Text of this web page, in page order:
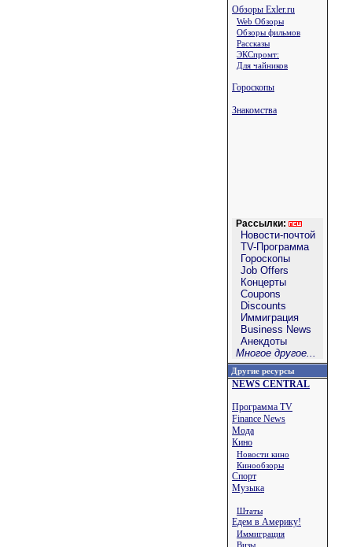
Обзоры Exler.ru
Web Обзоры
Обзоры фильмов
Рассказы
ЭКСпромт:
Для чайников
Гороскопы
Знакомства
Рассылки:
Новости-почтой
TV-Программа
Гороскопы
Job Offers
Концерты
Coupons
Discounts
Иммиграция
Business News
Анекдоты
Многое другое...
Другие ресурсы
NEWS CENTRAL
Программа TV
Finance News
Мода
Кино
Новости кино
Кинообзоры
Спорт
Музыка
Штаты
Едем в Америку!
Иммиграция
Визы